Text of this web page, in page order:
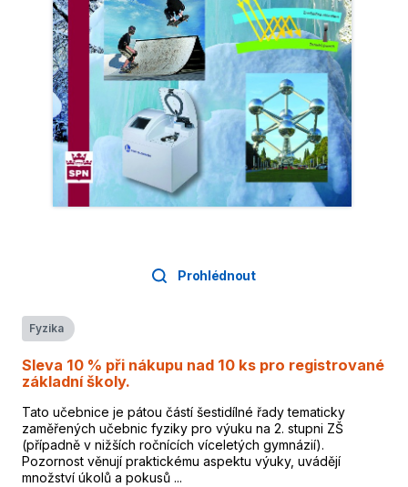
Prohlédnout
Fyzika
Sleva 10 % při nákupu nad 10 ks pro registrované
základní školy.
Tato učebnice je pátou částí šestidílné řady tematicky
zaměřených učebnic fyziky pro výuku na 2. stupni ZŠ
(případně v nižších ročnících víceletých gymnázií).
Pozornost věnují praktickému aspektu výuky, uvádějí
množství úkolů a pokusů ...